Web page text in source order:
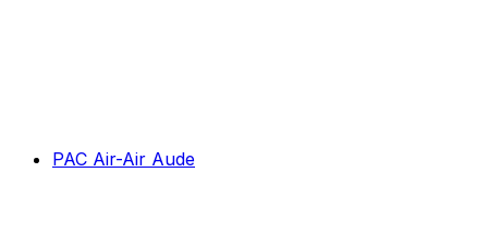
PAC Air-Air Aude